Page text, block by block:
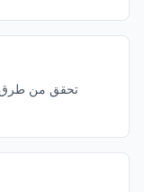
تحقق من طرق